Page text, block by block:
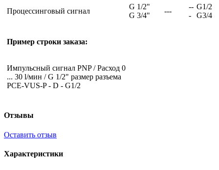
Процессинговый сигнал
G 1/2"
G 3/4"
---
--
-
G1/2
G3/4
Пример строки заказа:
Импульсный сигнал PNP / Расход 0
... 30 l/мин / G 1/2" размер разъема
PCE-VUS-P - D - G1/2
Отзывы
Оставить отзыв
Характеристики